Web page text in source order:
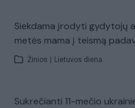
Siekdama įrodyti gydytojų
metės mama į teismą
Žinios Lietuvos diena
Sukrečianti 11-mečio